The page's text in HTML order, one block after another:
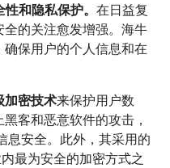
和隐私保护。 在日益复
的关注愈发增强。海牛
保用户的个人信息和在
加密技术来保护用户数
客和恶意软件的攻击，
息安全。此外，其采用的
最为安全的加密方式之